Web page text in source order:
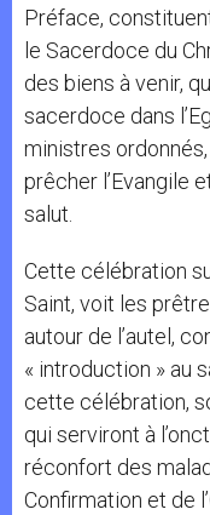
Préface,
le Sacerdoce du
des biens à venir,
sacerdoce dans
ministres
prêcher l’Evangile
salut.
Cette célébration
Saint, voit les
autour de l’autel,
« introduction » au
cette célébration,
qui serviront à
réconfort des
Confirmation et de